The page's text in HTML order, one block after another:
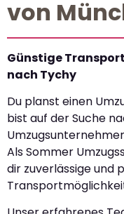
von
Günstige
nach Tychy
Du planst einen
bist auf der Suche
Als Sommer
dir zuverlässige und